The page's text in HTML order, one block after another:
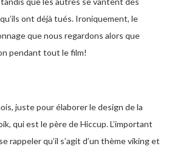
ont déjà tués. Ironiquement, le
que nous regardons alors que
pendant tout le film!
juste pour élaborer le design de la
qui est le père de Hiccup. L’important
rappeler qu’il s’agit d’un thème viking et